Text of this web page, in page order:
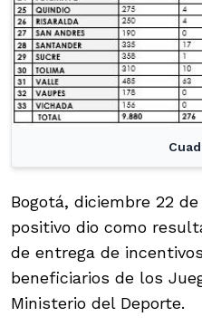
Bogotá, diciembre 22
positivo dio como
de entrega de
beneficiarios de los
Ministerio del Deporte.